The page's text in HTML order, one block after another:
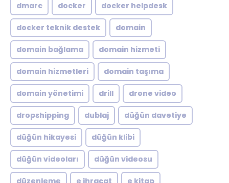
dmarc docker docker helpdesk
docker teknik destek domain
domain bağlama domain hizmeti
domain hizmetleri domain taşıma
domain yönetimi drill drone video
dropshipping dublaj düğün davetiye
düğün hikayesi düğün klibi
düğün videoları düğün videosu
düzenleme e ihracat e kitap